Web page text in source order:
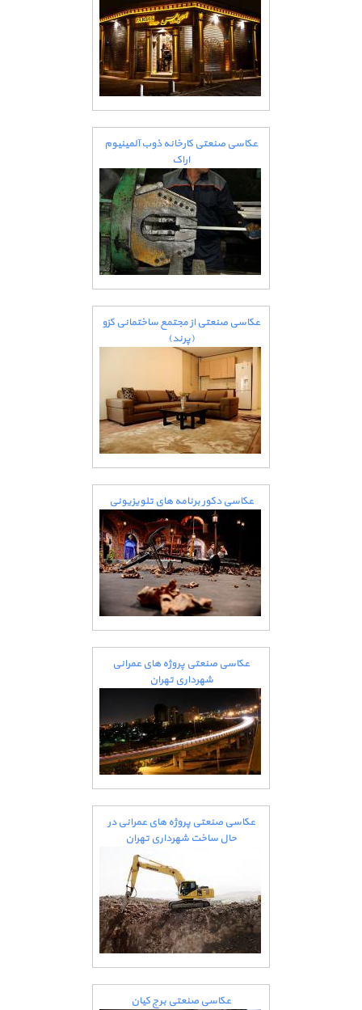
عکاسی صنعتی کارخانه ذوب آلمینیوم
اراک
عکاسی صنعتی از مجتمع ساختمانی کزو
(پرند)
عکاسی دکور برنامه های تلویزیونی
عکاسی صنعتی پروژه های عمرانی
شهرداری تهران
عکاسی صنعتی پروژه های عمرانی در
حال ساخت شهرداری تهران
عکاسی صنعتی برج کیان